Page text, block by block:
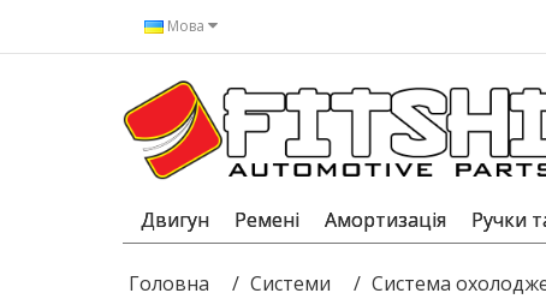
Мова
Двигун Ремені Амортизація Ручки
Головна Системи Система